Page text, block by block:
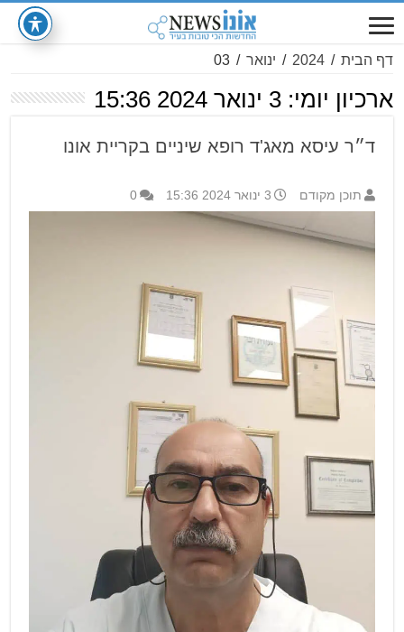
דף הבית /
2024
/ ינואר /
03
ארכיון יומי:3 ינואר 2024 15:36
ד״ר עיסא מאג'ד רופא שיניים בקריית אונו
תוכן מקודם 3 ינואר 2024 15:36 0